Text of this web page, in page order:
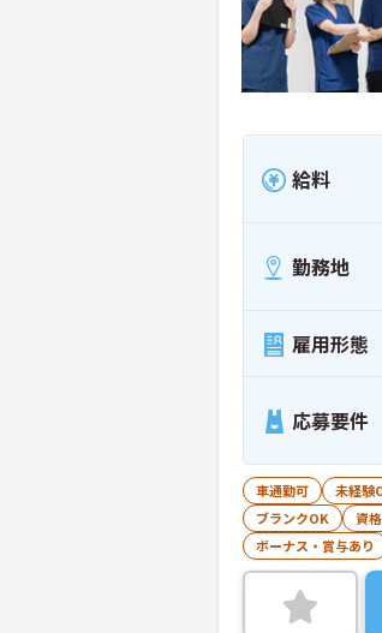
給料
勤務地
雇用形態
応募要件
車通勤可 未経験
ブランクOK
資
ボーナス・賞与あり